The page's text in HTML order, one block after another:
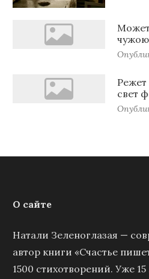
чужою
Режет
свет
О сайте
Натали Зеленоглазая —
автор книги «Счастье
1500 стихотворений. Уже